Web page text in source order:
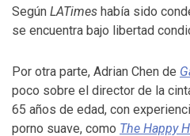
Según LATimes había sido
se encuentra bajo libertad
Por otra parte, Adrian Chen de
poco sobre el director de la
65 años de edad, con
porno suave, como The Happy